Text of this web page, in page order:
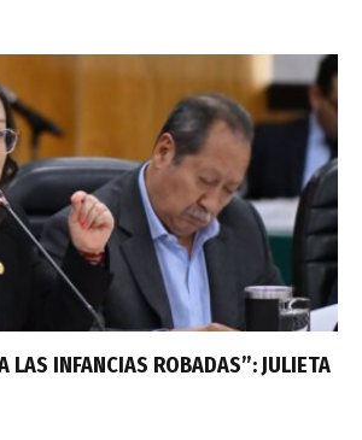
LAS INFANCIAS ROBADAS”: JULIETA